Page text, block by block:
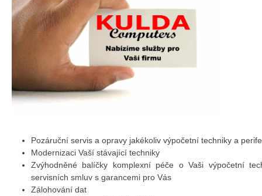
Pozáruční servis a opravy jakékoliv výpočetní techniky a
Modernizaci Vaší stávající techniky
Zvýhodněné balíčky komplexní péče o Vaši výpočetní
servisních smluv s garancemi pro Vás
Zálohování dat